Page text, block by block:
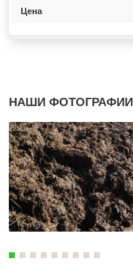
КЛИМОВСК
КОРЕНЕВО
КОРОЛЕВ
КОТЕЛЬНИКИ
КРАСКОВО
КРАСНАЯ ПАХРА
КРАСНОАРМЕЙСК
КРАСНОГОРСК
КРАСНОЗАВОДСК
КРАСНОЗНАМЕНСК
КРАТОВО
КРЮКОВО
КУБИНКА
КУПАВНА
КУРОВСКОЕ
ЛИКИНО-ДУЛЕВО
Цена
НАШИ ФОТОГРАФИИ